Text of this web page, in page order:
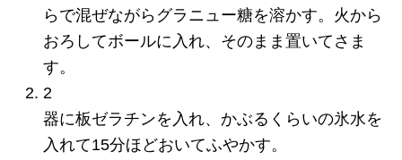
らで混ぜながらグラニュー糖を溶かす。火から
おろしてボールに入れ、そのまま置いてさま
す。
2
器に板ゼラチンを入れ、かぶるくらいの氷水を
入れて15分ほどおいてふやかす。